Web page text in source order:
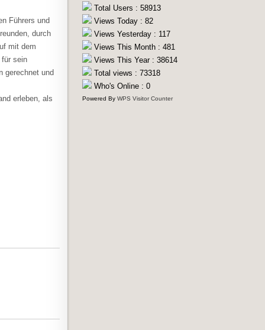
Führers und
durch
mit dem
für sein
gerechnet und
erleben, als
Total Users : 58913
Views Today : 82
Views Yesterday : 117
Views This Month : 481
Views This Year : 38614
Total views : 73318
Who's Online : 0
Powered By WPS Visitor Counter